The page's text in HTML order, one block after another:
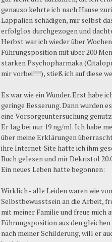
genauso kehrte ich nach Hause
Lappalien schädigen, mir selbst
erfolglos durchgezogen und
Herbst war ich wieder über
Führungsposition mit über 200
starken Psychopharmaka
mir vorbei!!!!), stieß ich auf diese
Es war wie ein Wunder. Erst habe
geringe Besserung. Dann wurden
eine Vorsorgeuntersuchung
Er lag bei nur 19 ng/ml. Ich habe
über meine Erklärungen
ihre Internet-Site hatte ich ihm
Buch gelesen und mir Dekristol
Ein neues Leben hatte begonnen:
Wirklich - alle Leiden waren wie
Selbstbewusstsein an die Arbeit,
mit meiner Familie und freue mich
Führungsposition aus den
nach meiner Schilderung, will er